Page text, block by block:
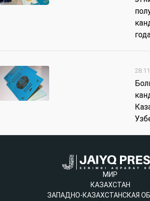
МИР
КАЗАХСТАН
ЗАПАДНО-КАЗАХСТАНСКАЯ